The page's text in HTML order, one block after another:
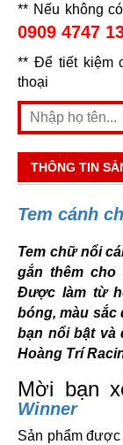
** Nếu không
0909 4747
** Để tiết kiệm
thoại
THÔNG TIN
Tem cánh
Tem chữ nổi
gắn thêm
Được làm từ
bóng, màu sắc
bạn nổi bật và
Hoàng Trí
Mời bạn
Winner
Sản phẩm